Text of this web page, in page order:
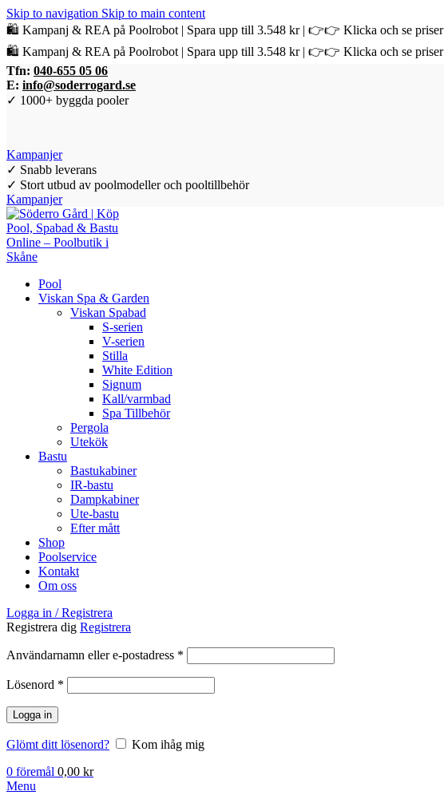
Skip to navigation Skip to main content
🛍️ Kampanj & REA på Poolrobot | Spara upp till 3.548 kr | 👉👉 Klicka och se priser
🛍️ Kampanj & REA på Poolrobot | Spara upp till 3.548 kr | 👉👉 Klicka och se priser
Tfn: 040-655 05 06
E: info@soderrogard.se
✓ 1000+ byggda pooler
Kampanjer
✓ Snabb leverans
✓ Stort utbud av poolmodeller och pooltillbehör
Kampanjer
Pool
Viskan Spa & Garden
Viskan Spabad
S-serien
V-serien
Stilla
White Edition
Signum
Kall/varmbad
Spa Tillbehör
Pergola
Utekök
Bastu
Bastukabiner
IR-bastu
Dampkabiner
Ute-bastu
Efter mått
Shop
Poolservice
Kontakt
Om oss
Logga in / Registrera
Registrera dig Registrera
Användarnamn eller e-postadress *
Lösenord *
Logga in
Glömt ditt lösenord?
Kom ihåg mig
0 föremål 0,00 kr
Menu